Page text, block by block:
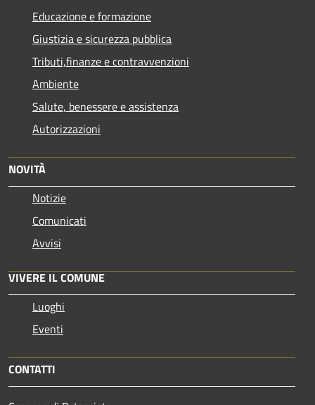
Educazione e formazione
Giustizia e sicurezza pubblica
Tributi,finanze e contravvenzioni
Ambiente
Salute, benessere e assistenza
Autorizzazioni
NOVITÀ
Notizie
Comunicati
Avvisi
VIVERE IL COMUNE
Luoghi
Eventi
CONTATTI